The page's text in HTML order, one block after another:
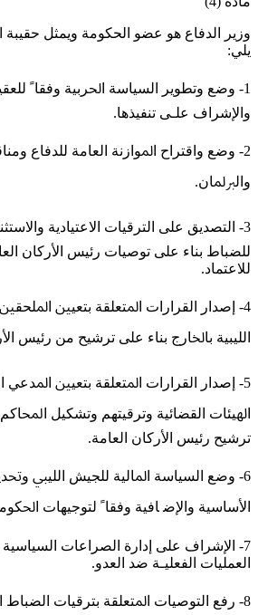
وزير الدفاع هو عضو الحكومة ويمثل حقيبة
يلي:
1- ﻭﺿﻊ ﻭﺗﻄﻮﻳﺮ ﺍﻟﺴﻴﺎﺳﺔ ﺍﳊﺮﺑﻴﺔ ﻭﻓﻘﺎﹰ
ﻭﺍﻹﺷﺮﺍﻑ ﻋﻠـﻰ ﺗﻨﻔﻴﺬﻫﺎ.
2- ﻭﺿﻊ ﻭﺍﻗﺘﺮﺍﺡ ﺍﳌﻮﺍﺯﻧﺔ ﺍﻟﻌﺎﻣﺔ ﻟﻠﺪﻓﺎﻉ
ﻭﺍﻟﱪﳌﺎﻥ.
3- ﺍﻟﺘﺼﺪﻳﻖ ﻋﻠﻰ ﺍﻟﺘﺮﻗﻴﺎﺕ ﺍﻻﻋﺘﻴﺎﺩﻳﺔ
ﻟﻠﻀﺒﺎﻁ ﺑﻨﺎﺀ ﻋﻠﻰ ﺗﻮﺻﻴﺎﺕ ﺭﺋﻴﺲ ﺍﻷﺭﻛﺎﻥ
ﻟﻼﻋﺘﻤﺎﺩ.
4- ﺇﺻﺪﺍﺭ ﺍﻟﻘﺮﺍﺭﺍﺕ ﺍﳌﺘﻌﻠﻘﺔ ﺑﺘﻌﻴﲔ
ﺍﻟﻠﻴﺒﻴﺔ ﺑﺎﳋﺎﺭﺝ ﺑﻨﺎﺀ ﻋﻠﻰ ﺗﺮﺷﻴﺢ ﻣﻦ ﺭﺋﻴﺲ
5- ﺇﺻﺪﺍﺭ ﺍﻟﻘﺮﺍﺭﺍﺕ ﺍﳌﺘﻌﻠﻘﺔ ﺑﺘﻌﻴﲔ
ﺍﳍﻴﺌﺎﺕ ﺍﻟﻘﻀﺎﺋﻴﺔ ﻭﺗﺮﻗﻴﺘﻬﻢ ﻭﺗﺸﻜﻴﻞ
ﺗﺮﺷﻴﺢ ﺭﺋﻴﺲ ﺍﻷﺭﻛﺎﻥ ﺍﻟﻌﺎﻣﺔ.
6- ﻭﺿﻊ ﺍﻟﺴﻴﺎﺳﺔ ﺍﳌﺎﻟﻴﺔ ﻟﻠﺠﻴﺶ ﺍﻟﻠﻴﱯ
ﺍﻷﺳﺎﺳﻴﺔ ﻭﺍﻹﺿ ﺎﻓﻴﺔ ﻭﻓﻘﺎﹰ ﻟﺘﻮﺟﻴﻬﺎﺕ
7- ﺍﻹﺷﺮﺍﻑ ﻋﻠﻰ ﺇﺩﺍﺭﺓ ﺍﻟﺼﺮﺍﻋﺎﺕ ﺍﻟﺴﻴﺎﺳﻴﺔ
ﺍﻟﻌﻤﻠﻴﺎﺕ ﺍﻟﻔﻌﻠﻴـﺔ ﺿﺪ ﺍﻟﻌﺪﻭ.
8- ﺭﻓﻊ ﺍﻟﺘﻮﺻﻴﺎﺕ ﺍﳌﺘﻌﻠﻘﺔ ﺑﺘﺮﻗﻴﺎﺕ ﺍﻟﻀﺒﺎﻁ